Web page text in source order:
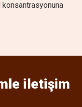
iletişim